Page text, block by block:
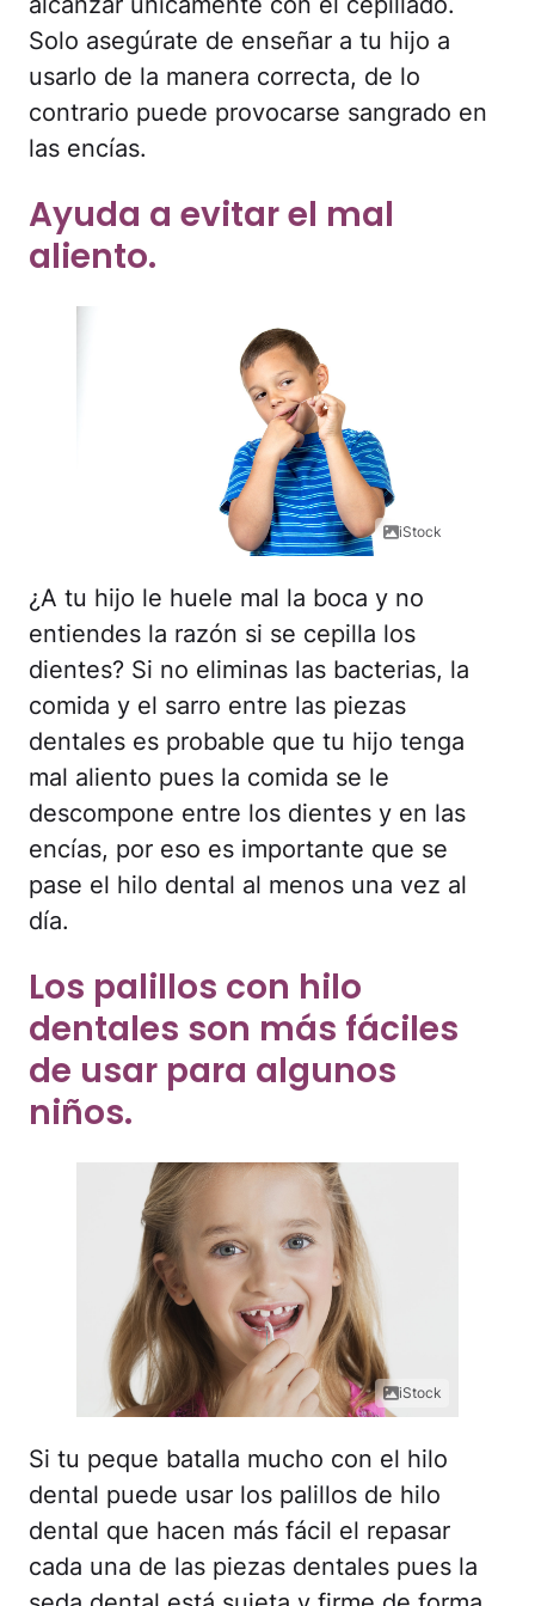
Solo asegúrate de enseñar a tu hijo a
usarlo de la manera correcta, de lo
contrario puede provocarse sangrado en
las encías.
Ayuda a evitar el mal
aliento.
iStock
¿A tu hijo le huele mal la boca y no
entiendes la razón si se cepilla los
dientes? Si no eliminas las bacterias, la
comida y el sarro entre las piezas
dentales es probable que tu hijo tenga
mal aliento pues la comida se le
descompone entre los dientes y en las
encías, por eso es importante que se
pase el hilo dental al menos una vez al
día.
Los palillos con hilo
dentales son más fáciles
de usar para algunos
niños.
iStock
Si tu peque batalla mucho con el hilo
dental puede usar los palillos de hilo
dental que hacen más fácil el repasar
cada una de las piezas dentales pues la